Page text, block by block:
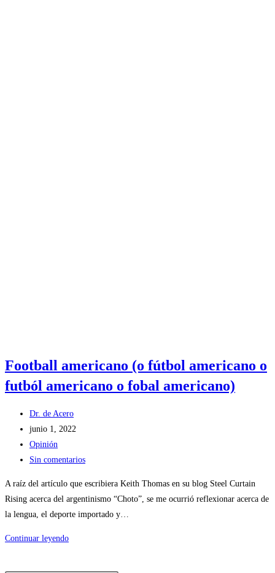
Football americano (o fútbol americano o
futból americano o fobal americano)
Autor
de
la
entrada:
Dr. de Acero
Publicación
de
la
junio 1, 2022
Categoría
de
Opinión
Comentarios
Sin comentarios
A raíz del artículo que escribiera Keith Thomas en su blog Steel Curtain
Rising acerca del argentinismo “Choto”, se me ocurrió reflexionar acerca de
la lengua, el deporte importado y…
Continuar leyendoFootball